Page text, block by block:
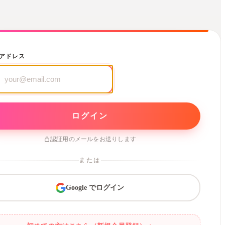
ドレス
認証用のメールをお送りします
または
Google でログイン